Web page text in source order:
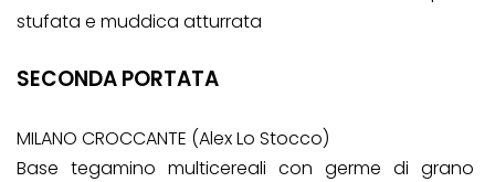
stufata e muddica atturrata
SECONDA PORTATA
MILANO CROCCANTE (Alex Lo Stocco)
Base tegamino multicereali con germe di grano